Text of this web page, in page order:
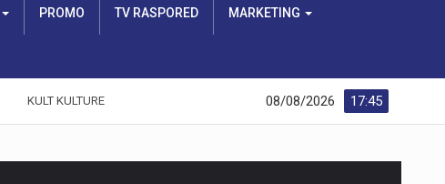
PROMO TV RASPORED MARKETING
KULT KULTURE 17:45
08/08/2026